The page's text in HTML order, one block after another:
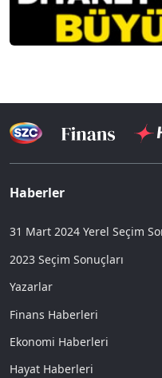
Haberler
31 Mart 2024 Yerel Seçim
2023 Seçim Sonuçları
Yazarlar
Finans Haberleri
Ekonomi Haberleri
Hayat Haberleri